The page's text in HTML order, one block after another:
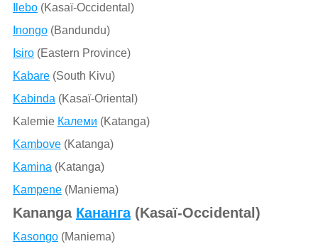
Ilebo(Kasaï-Occidental)
Inongo(Bandundu)
Isiro(Eastern Province)
Kabare(South Kivu)
Kabinda (Kasaï-Oriental)
Kalemie Калеми (Katanga)
Kambove(Katanga)
Kamina (Katanga)
Kampene(Maniema)
Kananga Кананга(Kasaï-Occidental)
Kasongo(Maniema)